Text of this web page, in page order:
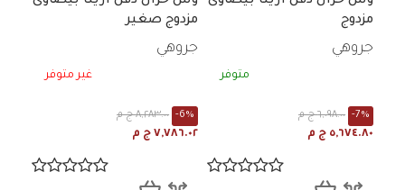
مزدوج
جروهي
متوفر
٦,٠٩٨.٠٠ ج م -7%
٥,٦٧٤.٨٠ ج م
مزدوج صغير
جروهي
غير متوفر
٨,٢٨٣.٠٠ ج م -6%
٧,٧٨٦.٠٢ ج م